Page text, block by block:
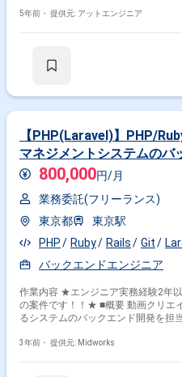
5年前・ 提供元: アットエンジニア
【PHP(Laravel)】PHP/
マネジメントシステムのバ
800,000円/月
業務委託(フリーランス)
東京都
東京駅
PHP
Ruby Rails Git
バックエンドエンジニア
作業内容 ★エンジニア実務経験2年
の案件です！！★ ■概要 動画クリエ
るシステムのバックエンド開発を担
の改修や新機能の開発、データ分析
3年前・ 提供元: Midworks